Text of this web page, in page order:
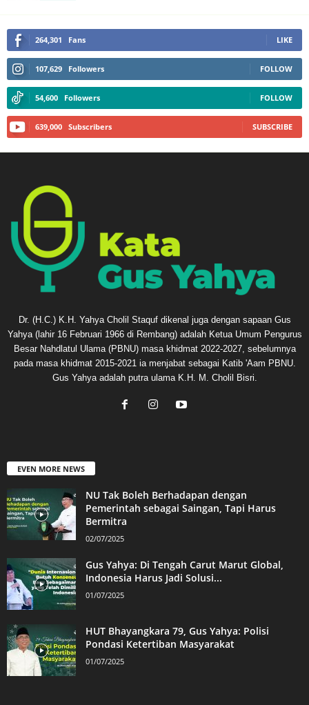
264,301 Fans LIKE
107,629 Followers FOLLOW
54,600 Followers FOLLOW
639,000 Subscribers SUBSCRIBE
Dr. (H.C.) K.H. Yahya Cholil Staquf dikenal juga dengan sapaan Gus
Yahya (lahir 16 Februari 1966 di Rembang) adalah Ketua Umum Pengurus
Besar Nahdlatul Ulama (PBNU) masa khidmat 2022-2027, sebelumnya
pada masa khidmat 2015-2021 ia menjabat sebagai Katib 'Aam PBNU.
Gus Yahya adalah putra ulama K.H. M. Cholil Bisri.
EVEN MORE NEWS
NU Tak Boleh Berhadapan dengan
Pemerintah sebagai Saingan, Tapi Harus
Bermitra
02/07/2025
Gus Yahya: Di Tengah Carut Marut Global,
Indonesia Harus Jadi Solusi...
01/07/2025
HUT Bhayangkara 79, Gus Yahya: Polisi
Pondasi Ketertiban Masyarakat
01/07/2025